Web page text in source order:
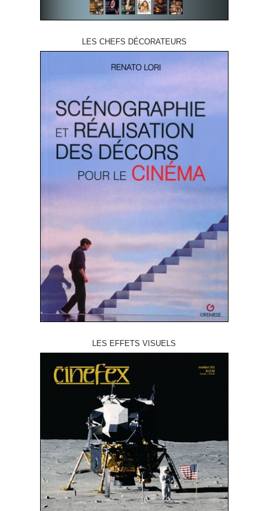
LES CHEFS DÉCORATEURS
LES EFFETS VISUELS